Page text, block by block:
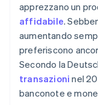
apprezzano un
affidabile.
aumentando
preferiscono
Secondo la
transazioni nel
banconote e